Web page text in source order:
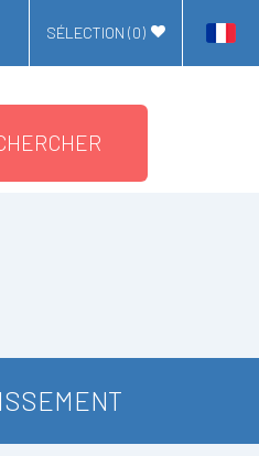
SÉLECTION (0)